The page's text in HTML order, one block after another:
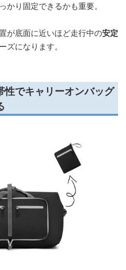
かり固定できるかも重要。
が底面に近いほど走行中の安定
ズになります。
性でキャリーオンバッグ